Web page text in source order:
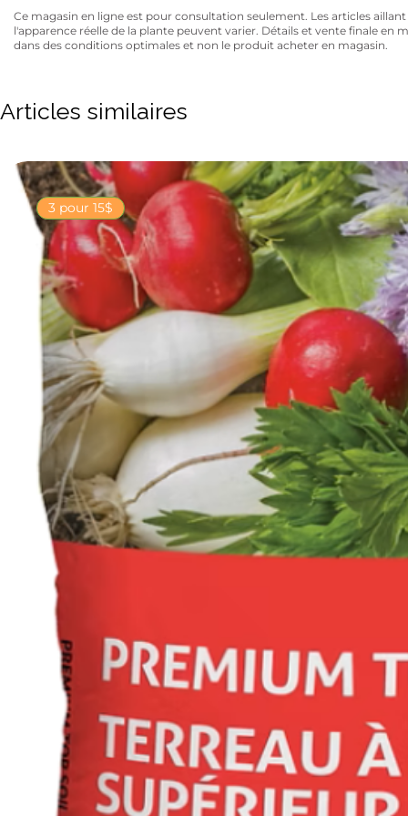
Ce magasin en ligne est pour consultation seulement. Les articles
l'apparence réelle de la plante peuvent varier. Détails et vente finale
dans des conditions optimales et non le produit acheter en magasin.
Articles similaires
3 pour 15$